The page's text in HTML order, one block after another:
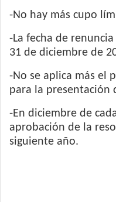
-No hay más cupo
-La fecha de
31 de diciembre de
-No se aplica más el
para la presentación
-En diciembre de
aprobación de la
siguiente año.